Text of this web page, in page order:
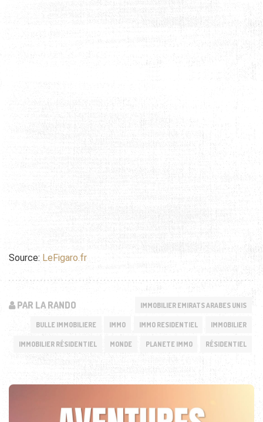
Source: LeFigaro.fr
PAR LA RANDO IMMOBILIER EMIRATS ARABES UNIS
BULLE IMMOBILIERE IMMO IMMO RESIDENTIEL IMMOBILIER
IMMOBILIER RÉSIDENTIEL MONDE PLANETE IMMO RÉSIDENTIEL